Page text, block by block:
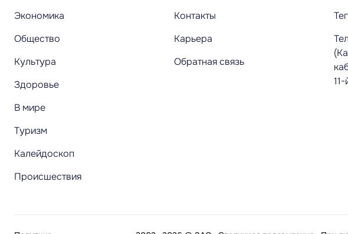
Экономика
Общество
Культура
Здоровье
В мире
Туризм
Калейдоскоп
Происшествия
Контакты
Карьера
Обратная связь